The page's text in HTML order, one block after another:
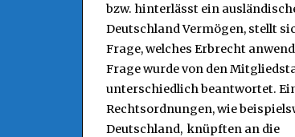
bzw. hinterlässt ein
Deutschland Vermögen, stellt
Frage, welches Erbrecht
Frage wurde von den
unterschiedlich beantwortet.
Rechtsordnungen, wie
Deutschland, knüpften an die